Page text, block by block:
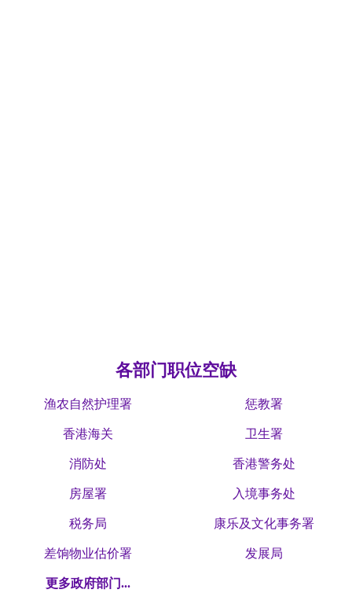
各部门职位空缺
渔农自然护理署 惩教署
香港海关 卫生署
消防处 香港警务处
房屋署 入境事务处
税务局 康乐及文化事务署
差饷物业估价署 发展局
更多政府部门...